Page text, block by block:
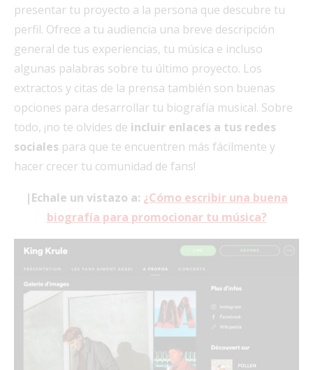
presentar tu proyecto a la persona que descubre tu
perfil. Ofrece a tu audiencia una breve descripción
general de tus experiencias, tu música e incluso
algunas palabras sobre tu último proyecto. Los
extractos y citas de la prensa también son buenas
opciones para desarrollar tu biografía musical. Sobre
todo, ¡no te olvides de incluir enlaces a tus redes
sociales para que te encuentren más fácilmente y
hacer crecer tu comunidad de fans!
|Echale un vistazo a: ¿Cómo escribir una buena
biografía para promocionar tu música?